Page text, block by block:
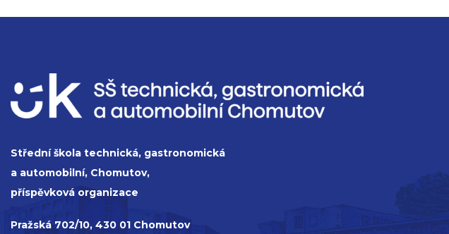
Střední škola technická, gastronomická
a automobilní, Chomutov,
příspěvková organizace
Pražská 702/10, 430 01 Chomutov